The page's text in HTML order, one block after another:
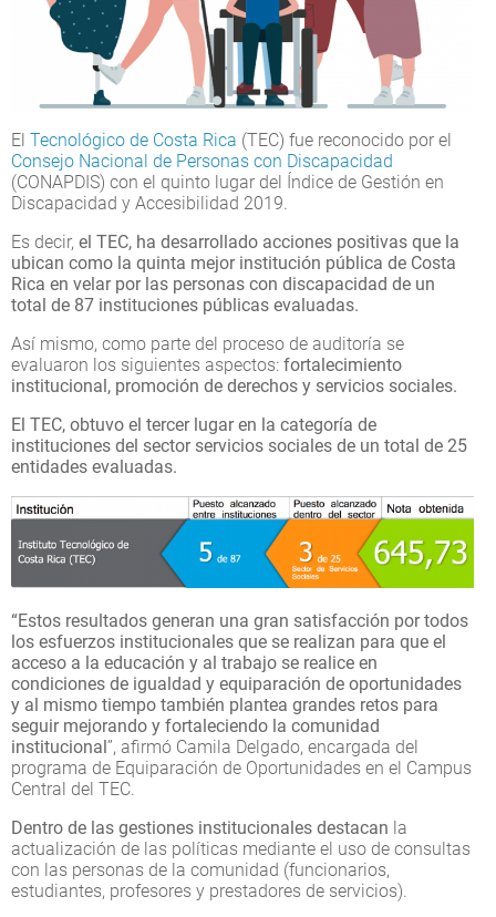
El Tecnológico de Costa Rica (TEC) fue reconocido por el
Consejo Nacional de Personas con Discapacidad
(CONAPDIS) con el quinto lugar del Índice de Gestión en
Discapacidad y Accesibilidad 2019.
Es decir, el TEC, ha desarrollado acciones positivas que la
ubican como la quinta mejor institución pública de Costa
Rica en velar por las personas con discapacidad de un
total de 87 instituciones públicas evaluadas.
Así mismo, como parte del proceso de auditoría se
evaluaron los siguientes aspectos: fortalecimiento
institucional, promoción de derechos y servicios sociales.
El TEC, obtuvo el tercer lugar en la categoría de
instituciones del sector servicios sociales de un total de 25
entidades evaluadas.
“Estos resultados generan una gran satisfacción por todos
los esfuerzos institucionales que se realizan para que el
acceso a la educación y al trabajo se realice en
condiciones de igualdad y equiparación de oportunidades
y al mismo tiempo también plantea grandes retos para
seguir mejorando y fortaleciendo la comunidad
institucional”, afirmó Camila Delgado, encargada del
programa de Equiparación de Oportunidades en el Campus
Central del TEC.
Dentro de las gestiones institucionales destacan la
actualización de las políticas mediante el uso de consultas
con las personas de la comunidad (funcionarios,
estudiantes, profesores y prestadores de servicios).